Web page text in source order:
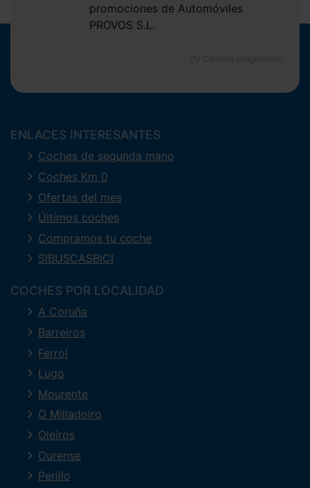
promociones de Automóviles
PROVOS S.L.
ENLACES INTERESANTES
Coches de segunda mano
Coches Km 0
Ofertas del mes
Últimos coches
Compramos tu coche
SIBUSCASBICI
COCHES POR LOCALIDAD
A Coruña
Barreiros
Ferrol
Lugo
Mourente
O Milladoiro
Oleiros
Ourense
Perillo